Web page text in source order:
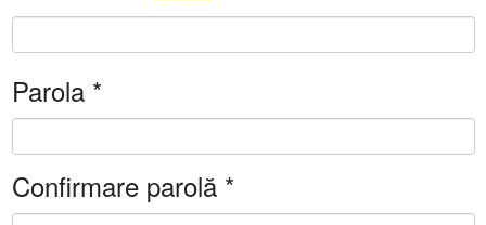
Parola *
Confirmare parolă *